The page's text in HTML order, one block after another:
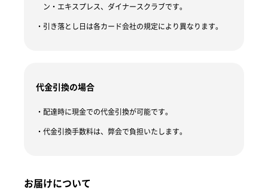
ン・エキスプレス、ダイナースクラブです。
引き落とし日は各カード会社の規定により異なります。
代金引換の場合
配達時に現金での代金引換が可能です。
代金引換手数料は、弊会で負担いたします。
お届けについて